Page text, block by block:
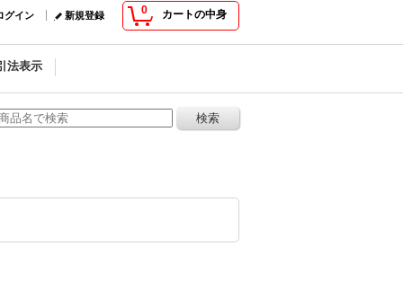
0 カートの中身
グイン 新規登録
法表示